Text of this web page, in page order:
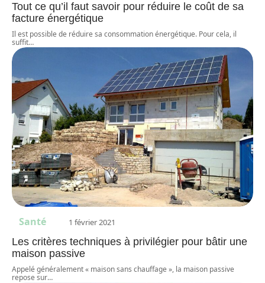
Tout ce qu’il faut savoir pour réduire le coût de sa
facture énergétique
Il est possible de réduire sa consommation énergétique. Pour cela, il
suffit…
Santé 1 février 2021
Les critères techniques à privilégier pour bâtir une
maison passive
Appelé généralement « maison sans chauffage », la maison passive
repose sur…